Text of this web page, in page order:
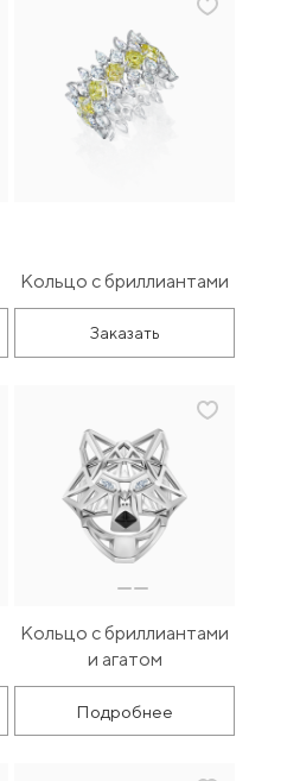
Кольцо с бриллиантами
Заказать
Кольцо с бриллиантами
и агатом
Подробнее